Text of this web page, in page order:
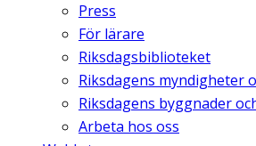
Press
För lärare
Riksdagsbiblioteket
Riksdagens myndigheter
Riksdagens byggnader
Arbeta hos oss